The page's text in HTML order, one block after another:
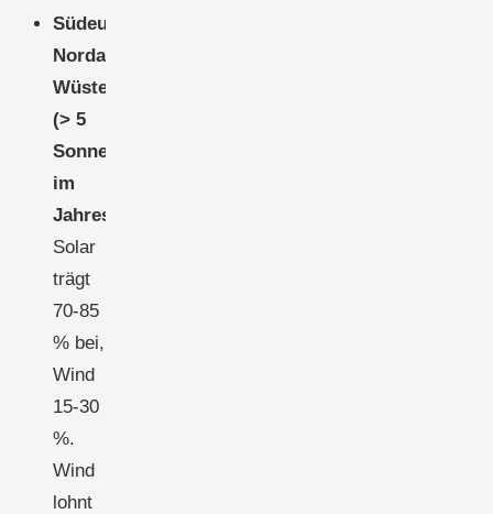
Südeuropa,
Nordafrika,
Wüstenregionen
(> 5
Sonnenstunden/Tag
im
Jahresmittel):
Solar
trägt
70-85
% bei,
Wind
15-30
%.
Wind
lohnt